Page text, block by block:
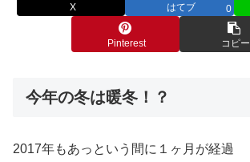
X はてブ 0
Pinterest コピー
今年の冬は暖冬！？
2017年もあっという間に１ヶ月が経過